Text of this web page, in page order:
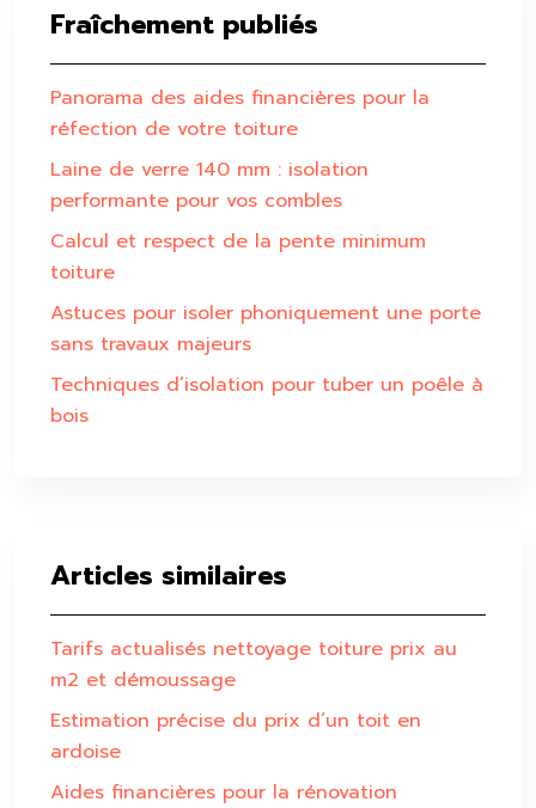
Fraîchement publiés
Panorama des aides financières pour la
réfection de votre toiture
Laine de verre 140 mm : isolation
performante pour vos combles
Calcul et respect de la pente minimum
toiture
Astuces pour isoler phoniquement une porte
sans travaux majeurs
Techniques d’isolation pour tuber un poêle à
bois
Articles similaires
Tarifs actualisés nettoyage toiture prix au
m2 et démoussage
Estimation précise du prix d’un toit en
ardoise
Aides financières pour la rénovation